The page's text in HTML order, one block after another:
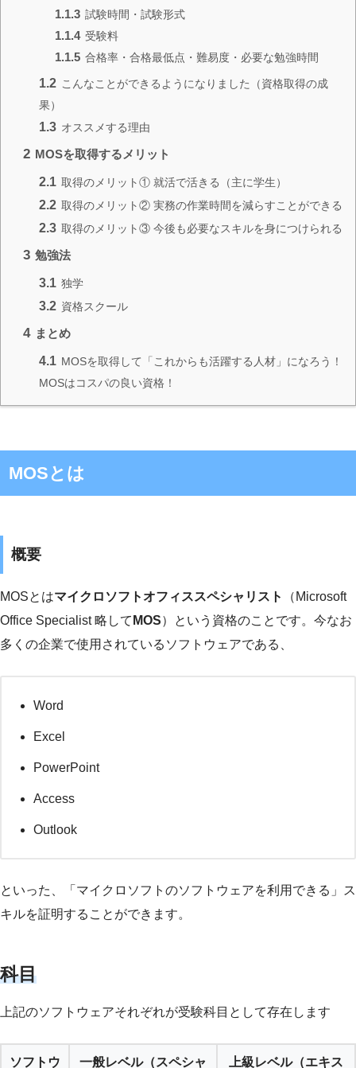
1.1.3 試験時間・試験形式
1.1.4 受験料
1.1.5 合格率・合格最低点・難易度・必要な勉強時間
1.2 こんなことができるようになりました（資格取得の成
果）
1.3 オススメする理由
2 MOSを取得するメリット
2.1 取得のメリット① 就活で活きる（主に学生）
2.2 取得のメリット② 実務の作業時間を減らすことができる
2.3 取得のメリット③ 今後も必要なスキルを身につけられる
3 勉強法
3.1 独学
3.2 資格スクール
4 まとめ
4.1 MOSを取得して「これからも活躍する人材」になろう！
MOSはコスパの良い資格！
MOSとは
概要
MOSとはマイクロソフトオフィススペシャリスト
（Microsoft
Office Specialist 略して MOS）という資格のことです。今なお
多くの企業で使用されているソフトウェアである、
Word
Excel
PowerPoint
Access
Outlook
といった、「マイクロソフトのソフトウェアを利用できる」ス
キルを証明することができます。
科目
上記のソフトウェアそれぞれが受験科目として存在します
ソフトウ 一般レベル（スペシャ 上級レベル（エキス